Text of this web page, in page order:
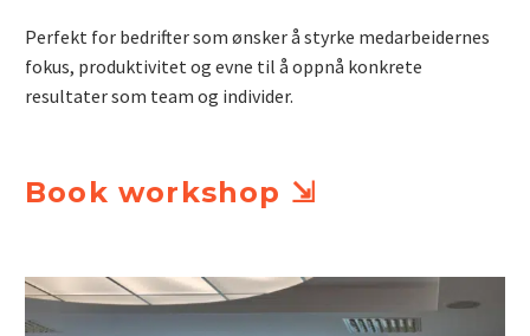
Perfekt for bedrifter som ønsker å styrke medarbeidernes
fokus, produktivitet og evne til å oppnå konkrete
resultater som team og individer.
Book workshop ⇲